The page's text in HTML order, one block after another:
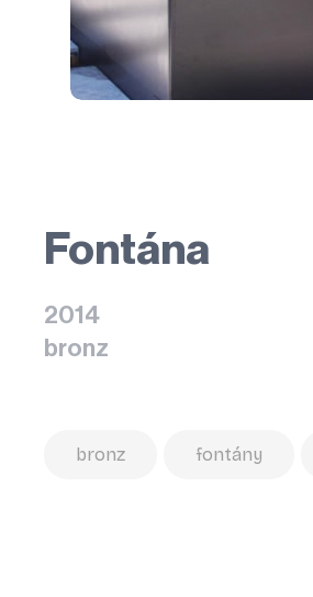
Fontána
2014
bronz
bronz fontány